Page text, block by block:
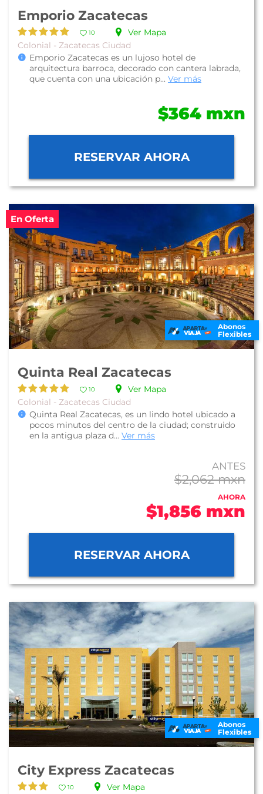
Emporio Zacatecas
10
Ver Mapa
Colonial - Zacatecas Ciudad
Emporio Zacatecas es un lujoso hotel de
arquitectura barroca, decorado con cantera labrada,
que cuenta con una ubicación p... Ver más
$364 mxn
RESERVAR AHORA
En Oferta
Abonos
Flexibles
Quinta Real Zacatecas
10
Ver Mapa
Colonial - Zacatecas Ciudad
Quinta Real Zacatecas, es un lindo hotel ubicado a
pocos minutos del centro de la ciudad; construido
en la antigua plaza d... Ver más
ANTES
$2,062 mxn
AHORA
$1,856 mxn
RESERVAR AHORA
Abonos
Flexibles
City Express Zacatecas
10
Ver Mapa